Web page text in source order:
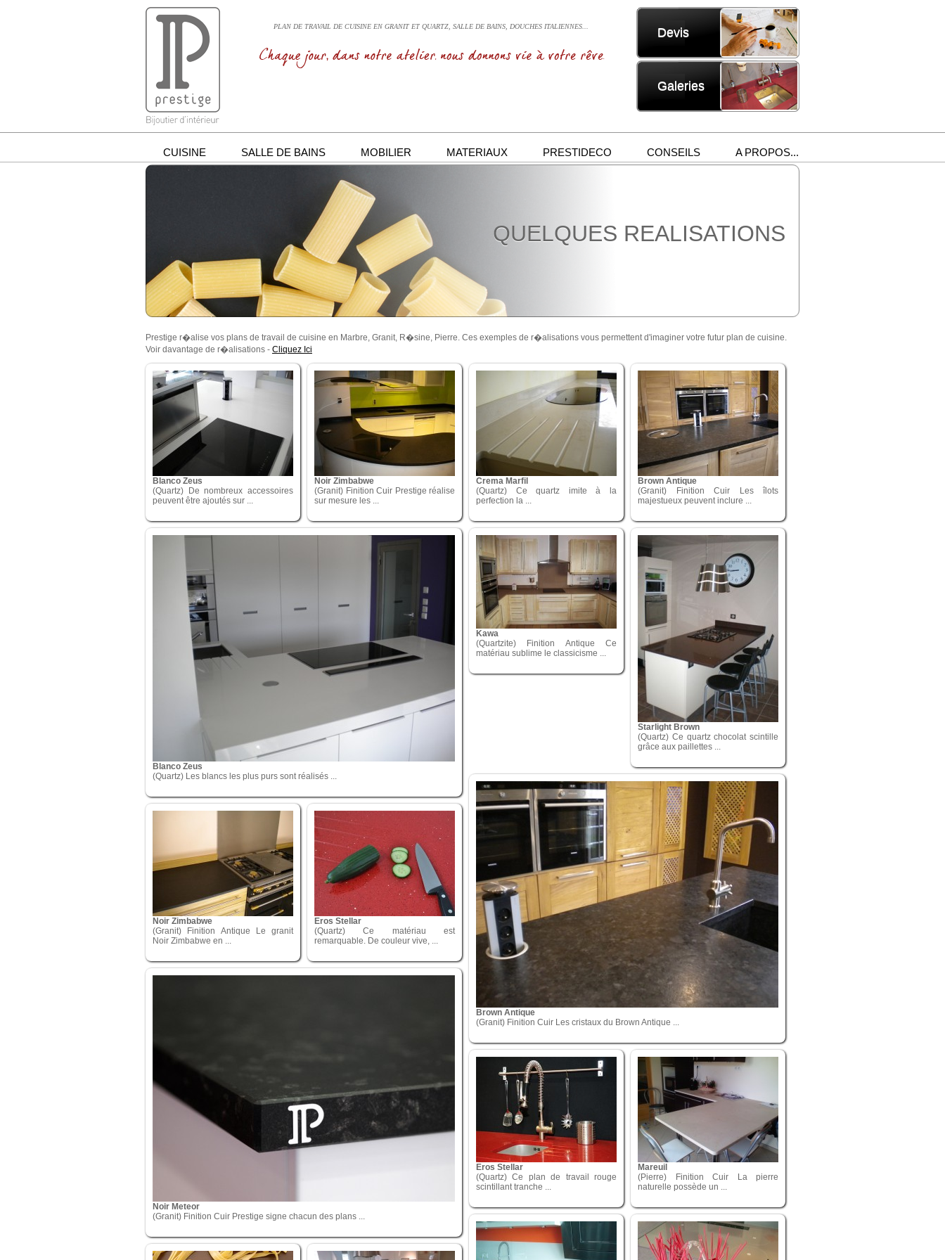
PLAN DE TRAVAIL DE CUISINE EN GRANIT ET QUARTZ, SALLE DE BAINS, DOUCHES ITALIENNES... Devis
Galeries
CUISINE SALLE DE BAINS MOBILIER MATERIAUX PRESTIDECO CONSEILS A PROPOS...
QUELQUES REALISATIONS
Prestige r�alise vos plans de travail de cuisine en Marbre, Granit, R�sine, Pierre. Ces exemples de r�alisations vous permettent d'imaginer votre futur plan de cuisine.
Voir davantage de r�alisations - Cliquez Ici
Blanco Zeus
(Quartz) De nombreux accessoires
peuvent être ajoutés sur ...
Noir Zimbabwe
(Granit) Finition Cuir Prestige réalise
sur mesure les ...
Crema Marfil
(Quartz) Ce quartz imite à la
perfection la ...
Brown Antique
(Granit) Finition Cuir Les îlots
majestueux peuvent inclure ...
Blanco Zeus
(Quartz) Les blancs les plus purs sont réalisés ...
Kawa
(Quartzite) Finition Antique Ce
matériau sublime le classicisme ...
Starlight Brown
(Quartz) Ce quartz chocolat scintille
grâce aux paillettes ...
Brown Antique
(Granit) Finition Cuir Les cristaux du Brown Antique ...
Noir Zimbabwe
(Granit) Finition Antique Le granit
Noir Zimbabwe en ...
Eros Stellar
(Quartz) Ce matériau est
remarquable. De couleur vive, ...
Noir Meteor
(Granit) Finition Cuir Prestige signe chacun des plans ...
Eros Stellar
(Quartz) Ce plan de travail rouge
scintillant tranche ...
Mareuil
(Pierre) Finition Cuir La pierre
naturelle possède un ...